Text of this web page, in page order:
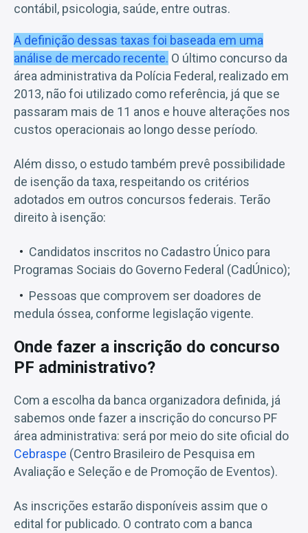
contábil, psicologia, saúde, entre outras.
A definição dessas taxas foi baseada em uma
análise de mercado recente. O último concurso da
área administrativa da Polícia Federal, realizado em
2013, não foi utilizado como referência, já que se
passaram mais de 11 anos e houve alterações nos
custos operacionais ao longo desse período.
Além disso, o estudo também prevê possibilidade
de isenção da taxa, respeitando os critérios
adotados em outros concursos federais. Terão
direito à isenção:
Candidatos inscritos no Cadastro Único para
Programas Sociais do Governo Federal (CadÚnico);
Pessoas que comprovem ser doadores de
medula óssea, conforme legislação vigente.
Onde fazer a inscrição do concurso
PF administrativo?
Com a escolha da banca organizadora definida, já
sabemos onde fazer a inscrição do concurso PF
área administrativa: será por meio do site oficial do
Cebraspe (Centro Brasileiro de Pesquisa em
Avaliação e Seleção e de Promoção de Eventos).
As inscrições estarão disponíveis assim que o
edital for publicado. O contrato com a banca